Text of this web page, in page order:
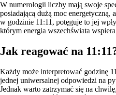
W numerologii liczby mają swoje
posiadającą dużą moc energetyczną,
w godzinie 11:11, potęguje to jej
którym energia wszechświata wspiera
Jak reagować na
Każdy może interpretować godzinę
jednej uniwersalnej odpowiedzi na
Jednak warto zatrzymać się na